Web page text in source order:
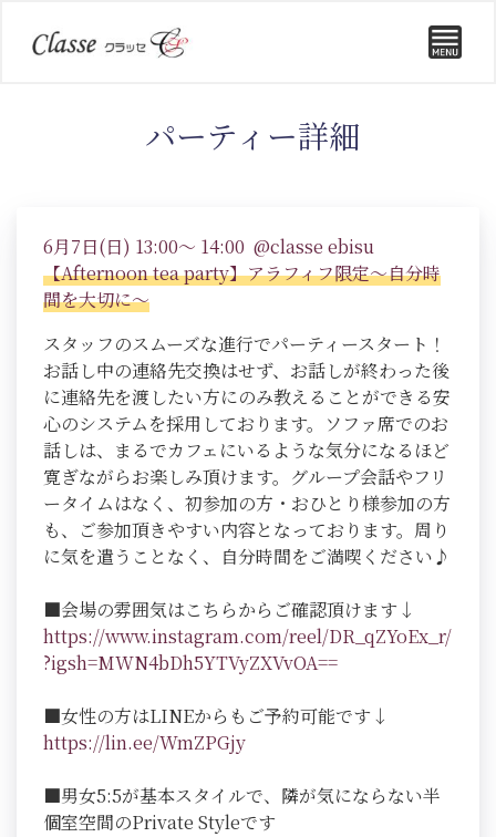
パーティー詳細
6月7日(日) 13:00～ 14:00 @classe ebisu
【Afternoon tea party】アラフィフ限定～自分時
間を大切に～
スタッフのスムーズな進行でパーティースタート！
お話し中の連絡先交換はせず、お話しが終わった後
に連絡先を渡したい方にのみ教えることができる安
心のシステムを採用しております。ソファ席でのお
話しは、まるでカフェにいるような気分になるほど
寛ぎながらお楽しみ頂けます。グループ会話やフリ
ータイムはなく、初参加の方・おひとり様参加の方
も、ご参加頂きやすい内容となっております。周り
に気を遣うことなく、自分時間をご満喫ください♪
■会場の雰囲気はこちらからご確認頂けます↓
https://www.instagram.com/reel/DR_qZYoEx_r/
?igsh=MWN4bDh5YTVyZXVvOA==
■女性の方はLINEからもご予約可能です↓
https://lin.ee/WmZPGjy
■男女5:5が基本スタイルで、隣が気にならない半
個室空間のPrivate Styleです